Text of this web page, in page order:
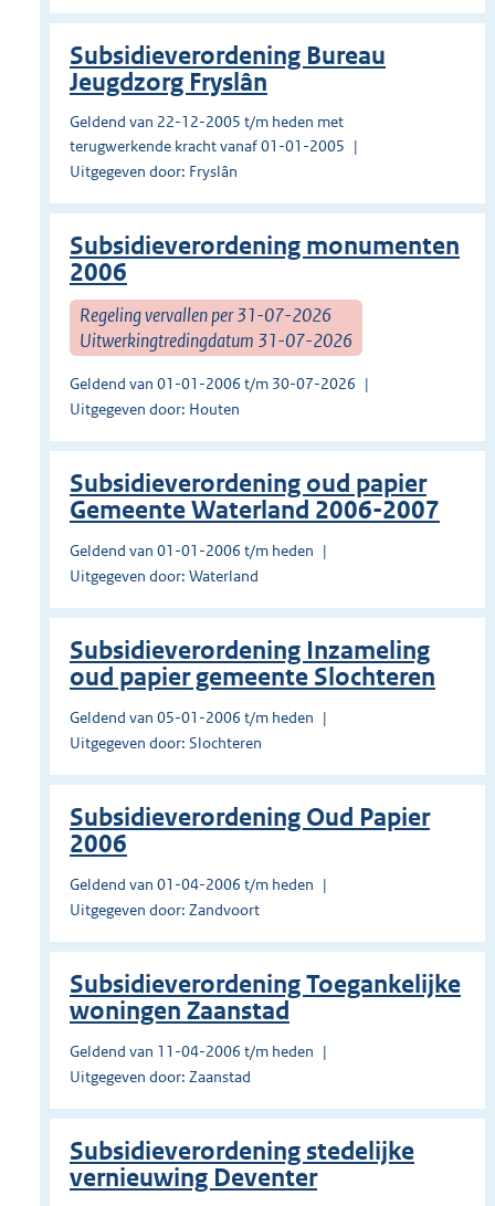
Subsidieverordening Bureau
Jeugdzorg Fryslân
Geldend van 22-12-2005 t/m heden met
terugwerkende kracht vanaf 01-01-2005
Uitgegeven door: Fryslân
Subsidieverordening monumenten
2006
Regeling vervallen per 31-07-2026
Uitwerkingtredingdatum 31-07-2026
Geldend van 01-01-2006 t/m 30-07-2026
Uitgegeven door: Houten
Subsidieverordening oud papier
Gemeente Waterland 2006-2007
Geldend van 01-01-2006 t/m heden
Uitgegeven door: Waterland
Subsidieverordening Inzameling
oud papier gemeente Slochteren
Geldend van 05-01-2006 t/m heden
Uitgegeven door: Slochteren
Subsidieverordening Oud Papier
2006
Geldend van 01-04-2006 t/m heden
Uitgegeven door: Zandvoort
Subsidieverordening Toegankelijke
woningen Zaanstad
Geldend van 11-04-2006 t/m heden
Uitgegeven door: Zaanstad
Subsidieverordening stedelijke
vernieuwing Deventer